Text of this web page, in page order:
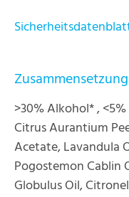
Zusammensetzung
>30% Alkohol* ,
Citrus Aurantium
Acetate, Lavandula
Pogostemon Cablin
Globulus Oil,